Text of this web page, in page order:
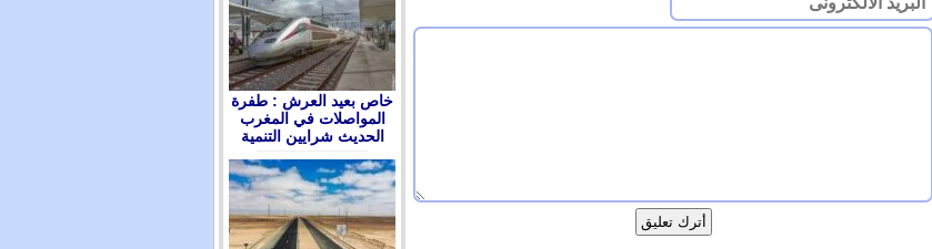
ﺧﺎﺹ ﺑﻌﻴﺪ ﺍﻟﻌﺮﺵ : ﻃﻔﺮﺓ
ﺍﻟﻤﻮﺍﺻﻼﺕ ﻓﻲ ﺍﻟﻤﻐﺮﺏ
ﺍﻟﺤﺪﻳﺚ ﺷﺮﺍﻳﻴﻦ ﺍﻟﺘﻨﻤﻴﺔ